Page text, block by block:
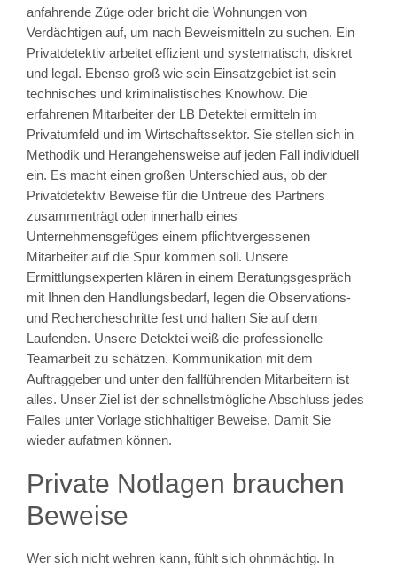
anfahrende Züge oder bricht die Wohnungen von
Verdächtigen auf, um nach Beweismitteln zu suchen. Ein
Privatdetektiv arbeitet effizient und systematisch, diskret
und legal. Ebenso groß wie sein Einsatzgebiet ist sein
technisches und kriminalistisches Knowhow. Die
erfahrenen Mitarbeiter der LB Detektei ermitteln im
Privatumfeld und im Wirtschaftssektor. Sie stellen sich in
Methodik und Herangehensweise auf jeden Fall individuell
ein. Es macht einen großen Unterschied aus, ob der
Privatdetektiv Beweise für die Untreue des Partners
zusammenträgt oder innerhalb eines
Unternehmensgefüges einem pflichtvergessenen
Mitarbeiter auf die Spur kommen soll. Unsere
Ermittlungsexperten klären in einem Beratungsgespräch
mit Ihnen den Handlungsbedarf, legen die Observations-
und Rechercheschritte fest und halten Sie auf dem
Laufenden. Unsere Detektei weiß die professionelle
Teamarbeit zu schätzen. Kommunikation mit dem
Auftraggeber und unter den fallführenden Mitarbeitern ist
alles. Unser Ziel ist der schnellstmögliche Abschluss jedes
Falles unter Vorlage stichhaltiger Beweise. Damit Sie
wieder aufatmen können.
Private Notlagen brauchen
Beweise
Wer sich nicht wehren kann, fühlt sich ohnmächtig. In